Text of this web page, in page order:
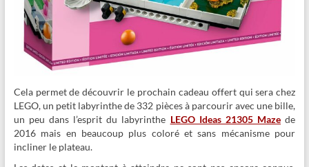
Cela permet de découvrir le prochain cadeau offert qui sera chez
LEGO, un petit labyrinthe de 332 pièces à parcourir avec une bille,
un peu dans l’esprit du labyrinthe LEGO Ideas 21305 Maze de
2016 mais en beaucoup plus coloré et sans mécanisme pour
incliner le plateau.